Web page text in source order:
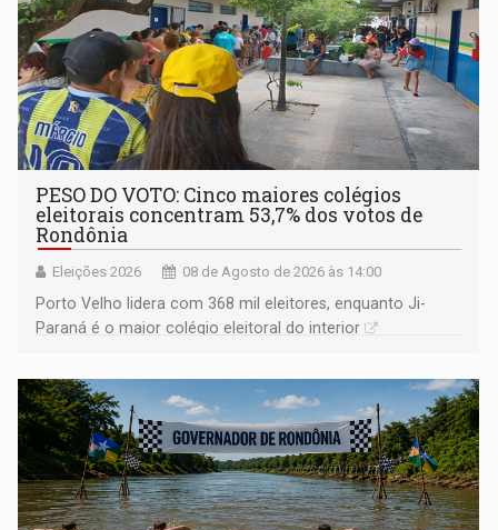
PESO DO VOTO: Cinco maiores colégios
eleitorais concentram 53,7% dos votos de
Rondônia
Eleições 2026 08 de Agosto de 2026 às 14:00
Porto Velho lidera com 368 mil eleitores, enquanto Ji-
Paraná é o maior colégio eleitoral do interior